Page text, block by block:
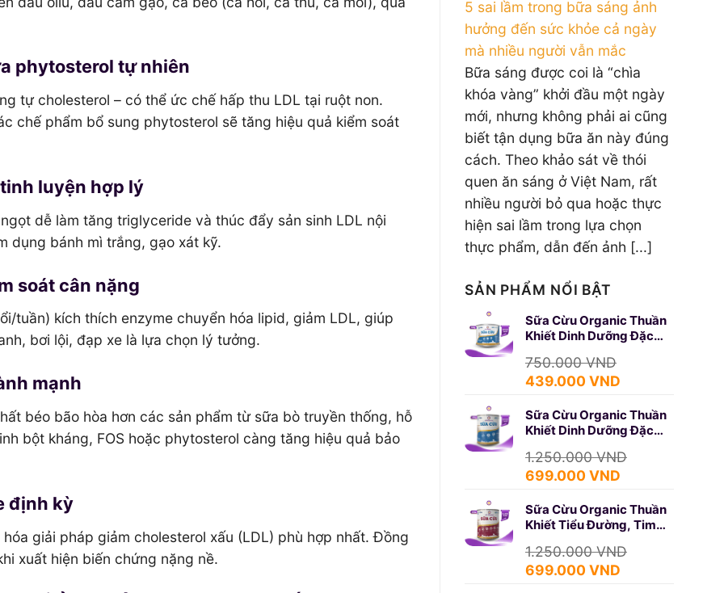
phytosterol tự nhiên
tự cholesterol – có thể ức chế hấp thu LDL tại ruột non.
chế phẩm bổ sung phytosterol sẽ tăng hiệu quả kiểm soát
luyện hợp lý
dễ làm tăng triglyceride và thúc đẩy sản sinh LDL nội
dụng bánh mì trắng, gạo xát kỹ.
soát cân nặng
tuần) kích thích enzyme chuyển hóa lipid, giảm LDL, giúp
bơi lội, đạp xe là lựa chọn lý tưởng.
mạnh
béo bão hòa hơn các sản phẩm từ sữa bò truyền thống, hỗ
bột kháng, FOS hoặc phytosterol càng tăng hiệu quả bảo
định kỳ
giải pháp giảm cholesterol xấu (LDL) phù hợp nhất. Đồng
xuất hiện biến chứng nặng nề.
5 sai lầm trong bữa sáng ảnh
hưởng đến sức khỏe cả ngày
mà nhiều người vẫn mắc
Bữa sáng được coi là “chìa
khóa vàng” khởi đầu một ngày
mới, nhưng không phải ai cũng
biết tận dụng bữa ăn này đúng
cách. Theo khảo sát về thói
quen ăn sáng ở Việt Nam, rất
nhiều người bỏ qua hoặc thực
hiện sai lầm trong lựa chọn
thực phẩm, dẫn đến ảnh [...]
SẢN PHẨM NỔI BẬT
Sữa Cừu Organic Thuần
Khiết Dinh Dưỡng Đặc
750.000VND
Giá
là:
750.000 VND.
439.000 VND
tại
là:
439.000 VND.
Sữa Cừu Organic Thuần
Khiết Dinh Dưỡng Đặc
1.250.000VND
Giá
là:
1.250.000 VND.
699.000 VND
tại
là:
699.000 VND.
Sữa Cừu Organic Thuần
Khiết Tiểu Đường, Tim
1.250.000VND
Giá
699.000 VND